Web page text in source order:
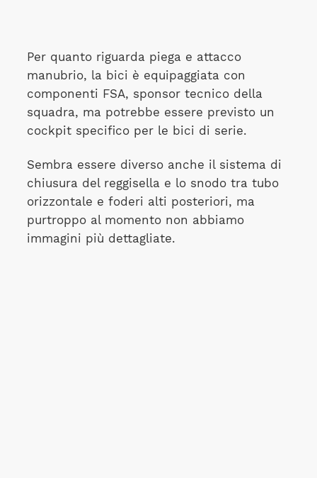
Per quanto riguarda piega e attacco
manubrio, la bici è equipaggiata con
componenti FSA, sponsor tecnico della
squadra, ma potrebbe essere previsto un
cockpit specifico per le bici di serie.
Sembra essere diverso anche il sistema di
chiusura del reggisella e lo snodo tra tubo
orizzontale e foderi alti posteriori, ma
purtroppo al momento non abbiamo
immagini più dettagliate.